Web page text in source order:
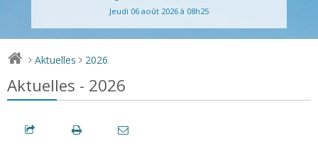
Jeudi 06 août 2026 à 08h25
> Aktuelles > 2026
Aktuelles - 2026